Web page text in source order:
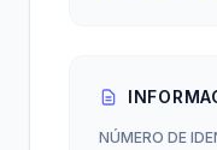
NÚMERO DE